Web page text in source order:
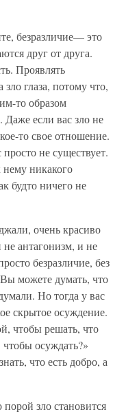
безразличие— это
друг от друга.
Проявлять
зло глаза, потому что,
то образом
Даже если вас зло не
то свое отношение.
просто не существует.
нему никакого
будто ничего не
очень красиво
антагонизм, и не
безразличие, без
можете думать, что
Но тогда у вас
скрытое осуждение.
чтобы решать, что
осуждать?»
что есть добро, а
зло становится